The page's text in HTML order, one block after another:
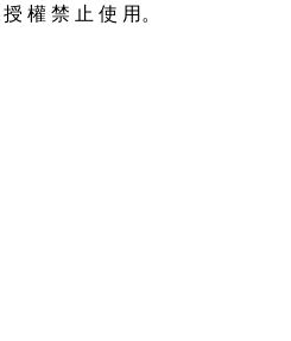
權 禁 止 使 用。